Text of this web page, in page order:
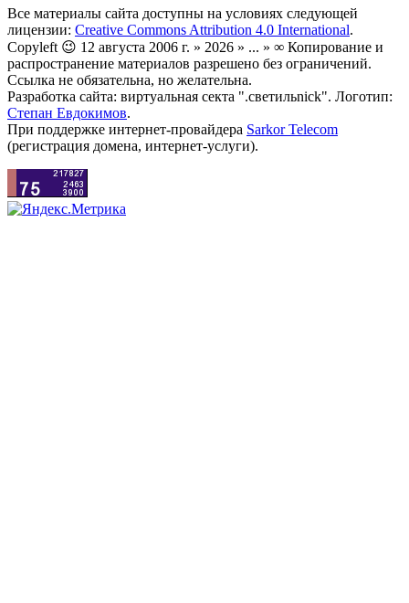
Все материалы сайта доступны на условиях следующей
лицензии: Creative Commons Attribution 4.0 International.
Copyleft 😉 12 августа 2006 г. » 2026 » ... » ∞ Копирование и
распространение материалов разрешено без ограничений.
Ссылка не обязательна, но желательна.
Разработка сайта: виртуальная секта ".светильnick". Логотип:
Степан Евдокимов.
При поддержке интернет-провайдера Sarkor Telecom
(регистрация домена, интернет-услуги).